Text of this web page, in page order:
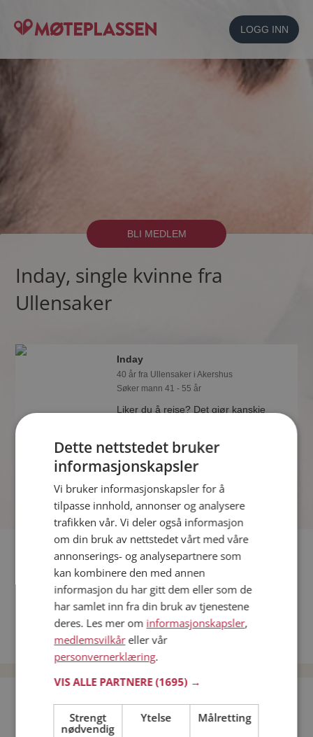
LOGG INN
BLI MEDLEM
Inday, single kvinne fra
Ullensaker
Inday
40 år fra Ullensaker i Akershus
Søker mann 41 - 55 år
Liker du å reise? Det gjør kanskje
spennende fakta.
Fler single
Flere singlekvinner fra Ullensaker:Ida ,Hilde Midtsian
Menn fra Ullensaker
Date kvinner i Norge
Date menn i Norge
Bli medlem gratis!
Dette nettstedet bruker
informasjonskapsler
Vi bruker informasjonskapsler for å
tilpasse innhold, annonser og analysere
trafikken vår. Vi deler også informasjon
om din bruk av nettstedet vårt med våre
annonserings- og analysepartnere som
kan kombinere den med annen
informasjon du har gitt dem eller som de
har samlet inn fra din bruk av tjenestene
deres. Les mer om informasjonskapsler,
medlemsvilkåreller vår
personvernerklæring.
VIS ALLE PARTNERE(1695) →
Strengt
nødvendig
Ytelse Målretting